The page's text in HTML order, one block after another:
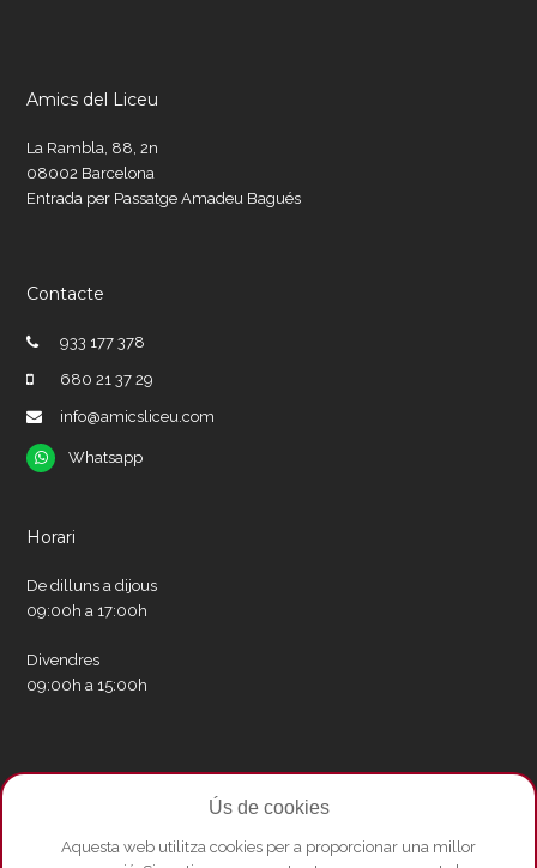
Amics del Liceu
La Rambla, 88, 2n
08002 Barcelona
Entrada per Passatge Amadeu Bagués
Contacte
933 177 378
680 21 37 29
info@amicsliceu.com
Whatsapp
Whatsapp
Horari
De dilluns a dijous
09:00h a 17:00h
Divendres
09:00h a 15:00h
Xarxes socials
FacebookInstagram
Whatsapp
Youtube
Ús de cookies
Aquesta web utilitza cookies per a proporcionar una millor